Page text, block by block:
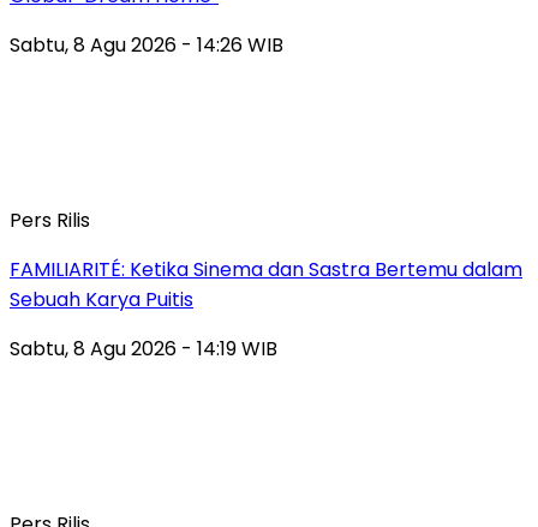
Sabtu, 8 Agu 2026 - 14:26 WIB
Pers Rilis
FAMILIARITÉ: Ketika Sinema dan Sastra Bertemu dalam
Sebuah Karya Puitis
Sabtu, 8 Agu 2026 - 14:19 WIB